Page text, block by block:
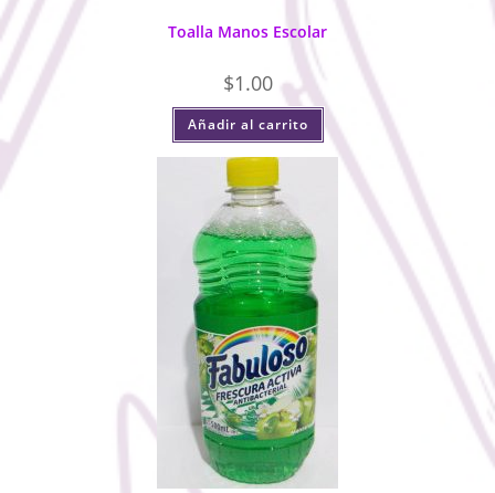
Toalla Manos Escolar
$1.00
Añadir al carrito